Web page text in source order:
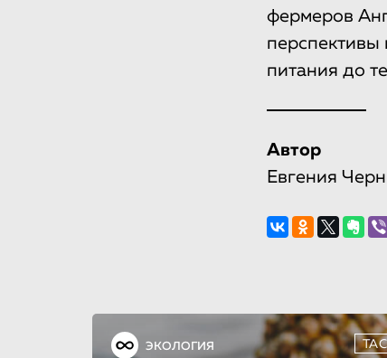
фермеров
перспективы
питания до
Автор
Евгения
ЭКОЛОГИЯ